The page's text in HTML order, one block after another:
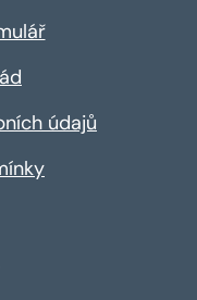
údajů